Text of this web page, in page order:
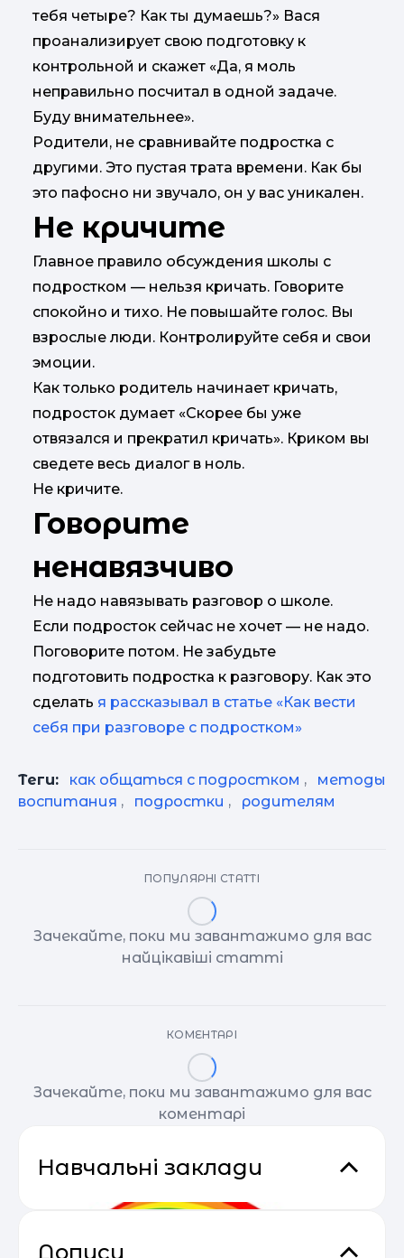
тебя четыре? Как ты думаешь?» Вася
проанализирует свою подготовку к
контрольной и скажет «Да, я моль
неправильно посчитал в одной задаче.
Буду внимательнее».
Родители, не сравнивайте подростка с
другими. Это пустая трата времени. Как бы
это пафосно ни звучало, он у вас уникален.
Не кричите
Главное правило обсуждения школы с
подростком — нельзя кричать. Говорите
спокойно и тихо. Не повышайте голос. Вы
взрослые люди. Контролируйте себя и свои
эмоции.
Как только родитель начинает кричать,
подросток думает «Скорее бы уже
отвязался и прекратил кричать». Криком вы
сведете весь диалог в ноль.
Не кричите.
Говорите
ненавязчиво
Не надо навязывать разговор о школе.
Если подросток сейчас не хочет — не надо.
Поговорите потом. Не забудьте
подготовить подростка к разговору. Как это
сделать я рассказывал в статье «Как вести
себя при разговоре с подростком»
Теги: как общаться с подростком ,
методы
воспитания , подростки , родителям
ПОПУЛЯРНІ СТАТТІ
Зачекайте, поки ми завантажимо для вас
найцікавіші статті
КОМЕНТАРІ
Зачекайте, поки ми завантажимо для вас
коментарі
Навчальні заклади
Дописи